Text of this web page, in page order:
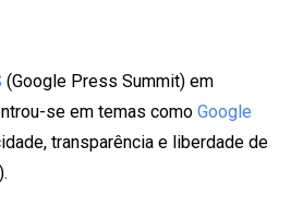
(Google Press Summit) em
se em temas como Google
transparência e liberdade de
).